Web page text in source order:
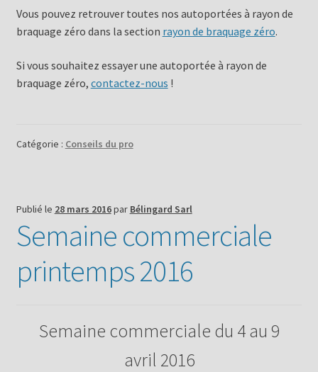
Vous pouvez retrouver toutes nos autoportées à rayon de
braquage zéro dans la section rayon de braquage zéro.
Si vous souhaitez essayer une autoportée à rayon de
braquage zéro, contactez-nous !
Catégorie : Conseils du pro
Publié le 28 mars 2016par Bélingard Sarl
Semaine commerciale
printemps 2016
Semaine commerciale du 4 au 9
avril 2016